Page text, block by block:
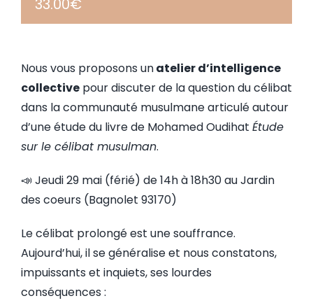
33.00€
Nous vous proposons unatelier d’intelligence
collective pour discuter de la question du célibat
dans la communauté musulmane articulé autour
d’une étude du livre de Mohamed Oudihat Étude
sur le célibat musulman.
📣 Jeudi 29 mai (férié) de 14h à 18h30 au Jardin
des coeurs (Bagnolet 93170)
Le célibat prolongé est une souffrance.
Aujourd’hui, il se généralise et nous constatons,
impuissants et inquiets, ses lourdes
conséquences :